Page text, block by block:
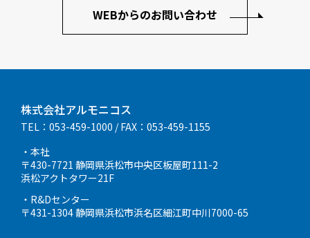
WEBからのお問い合わせ
株式会社アルモニコス
TEL：053-459-1000 / FAX：053-459-1155
・本社
〒430-7721 静岡県浜松市中央区板屋町111-2
浜松アクトタワー21F
・R&Dセンター
〒431-1304 静岡県浜松市浜名区細江町中川7000-65